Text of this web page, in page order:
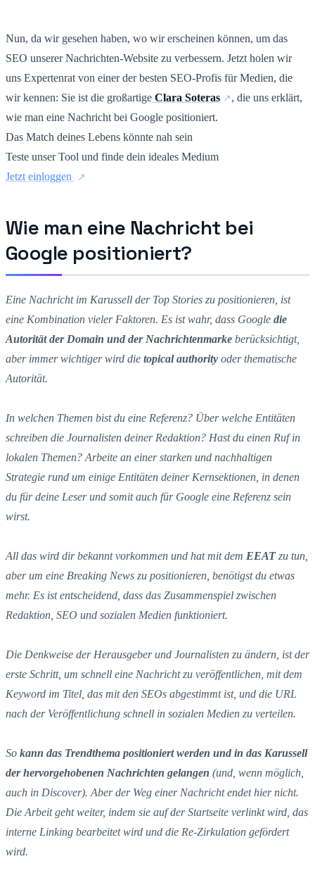
Nun, da wir gesehen haben, wo wir erscheinen können, um das
SEO unserer Nachrichten-Website zu verbessern. Jetzt holen wir
uns Expertenrat von einer der besten SEO-Profis für Medien, die
wir kennen: Sie ist die großartige Clara Soteras
, die uns erklärt,
wie man eine Nachricht bei Google positioniert.
Das Match deines Lebens könnte nah sein
Teste unser Tool und finde dein ideales Medium
Jetzt einloggen
Wie man eine Nachricht bei
Google positioniert?
Eine Nachricht im Karussell der Top Stories zu positionieren, ist
eine Kombination vieler Faktoren. Es ist wahr, dass Google die
Autorität der Domain und der Nachrichtenmarke berücksichtigt,
aber immer wichtiger wird die topical authority oder thematische
Autorität.
In welchen Themen bist du eine Referenz? Über welche Entitäten
schreiben die Journalisten deiner Redaktion? Hast du einen Ruf in
lokalen Themen? Arbeite an einer starken und nachhaltigen
Strategie rund um einige Entitäten deiner Kernsektionen, in denen
du für deine Leser und somit auch für Google eine Referenz sein
wirst.
All das wird dir bekannt vorkommen und hat mit dem EEATzu tun,
aber um eine Breaking News zu positionieren, benötigst du etwas
mehr. Es ist entscheidend, dass das Zusammenspiel zwischen
Redaktion, SEO und sozialen Medien funktioniert.
Die Denkweise der Herausgeber und Journalisten zu ändern, ist der
erste Schritt, um schnell eine Nachricht zu veröffentlichen, mit dem
Keyword im Titel, das mit den SEOs abgestimmt ist, und die URL
nach der Veröffentlichung schnell in sozialen Medien zu verteilen.
So kann das Trendthema positioniert werden und in das Karussell
der hervorgehobenen Nachrichten gelangen (und, wenn möglich,
auch in Discover). Aber der Weg einer Nachricht endet hier nicht.
Die Arbeit geht weiter, indem sie auf der Startseite verlinkt wird, das
interne Linking bearbeitet wird und die Re-Zirkulation gefördert
wird.